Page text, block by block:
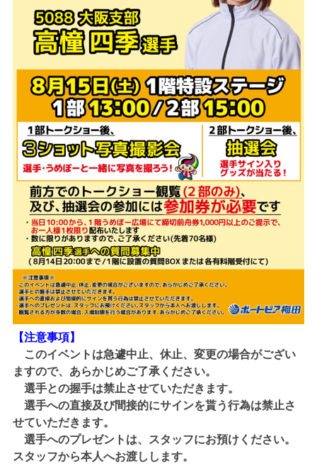
【注意事項】
このイベントは急遽中止、休止、変更の場合がござい
ますので、あらかじめご了承ください。
選手との握手は禁止させていただきます。
選手への直接及び間接的にサインを貰う行為は禁止さ
せていただきます。
選手へのプレゼントは、スタッフにお預けください。
スタッフから本人へお渡しします。